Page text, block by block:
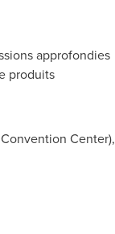
approfondies
produits
Center),